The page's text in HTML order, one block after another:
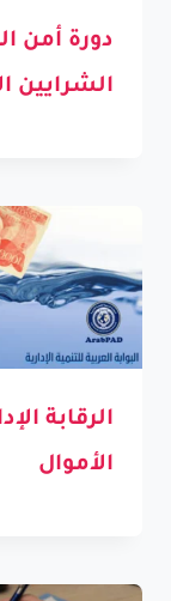
دورة أمن
الشرايين
الرقابة
الأموال